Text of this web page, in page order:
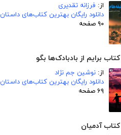
از: فرزانه تقدیری
دانلود رایگان بهترین کتاب‌های داستان
۹۰ صفحه
کتاب برایم از بادبادک‌ها بگو
از: نوشین جم نژاد
دانلود رایگان بهترین کتاب‌های داستان
۶۹ صفحه
کتاب آدمیان